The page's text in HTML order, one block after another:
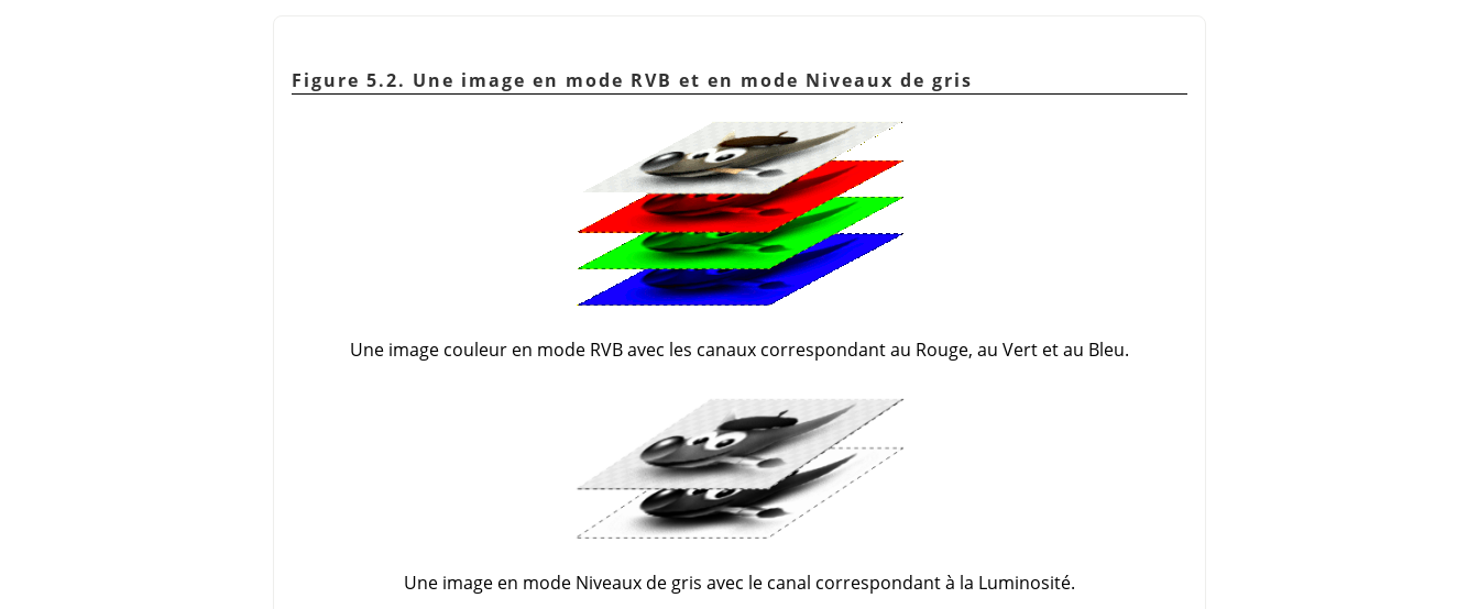
Figure 5.2. Une image en mode RVB et en mode Niveaux de gris
Une image couleur en mode RVB avec les canaux correspondant au Rouge, au Vert et au Bleu.
Une image en mode Niveaux de gris avec le canal correspondant à la Luminosité.